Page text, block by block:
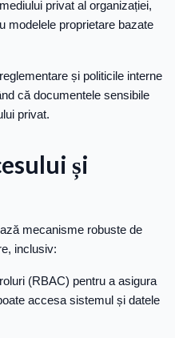
privat al organizației,
modelele proprietare bazate
și politicile interne
că documentele sensibile
privat.
și
mecanisme robuste de
inclusiv:
(RBAC) pentru a asigura
accesa sistemul și datele